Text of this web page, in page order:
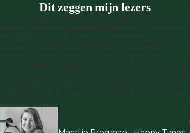
Dit zeggen mijn lezers
De schrijfstijl van Manon is heerlijk, eenmaal de
eerste woorden gelezen glijden mijn ogen over
het papier. Er zit humor in, herkenning en de
persoonlijke anekdotes maken het lekker
leesbaar. This book sparks joy!! Thanks Manon
dat dit boek het daglicht mag zien. Thanks voor
de teksten die mij laten lachen, voor de inspiratie
en de motivatie die het mij geeft om mee te
willen doen. Dit boek is precies wat er nu nodig
is.